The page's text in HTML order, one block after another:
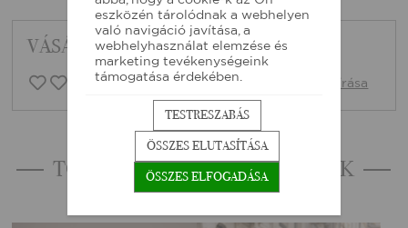
VÁSÁRLÓI VISSZAJELZÉSEK
0 vásárlói vélemény Vélemény írása
TOVÁBBI HASONLÓ TERMÉKEK
eszközén tárolódnak a webhelyen
való navigáció javítása, a
webhelyhasználat elemzése és
marketing tevékenységeink
támogatása érdekében.
TESTRESZABÁS
ÖSSZES ELUTASÍTÁSA
ÖSSZES ELFOGADÁSA